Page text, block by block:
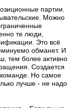
партии.
Можно
те люди,
Это всё
обманет. И
тем более активно
Создается
команде. Но самое
лучше - не надо